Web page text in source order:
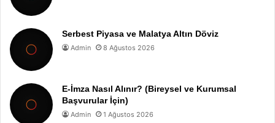
Serbest Piyasa ve Malatya Altın Döviz
Admin 8 Ağustos 2026
E-İmza Nasıl Alınır? (Bireysel ve Kurumsal
Başvurular İçin)
Admin 1 Ağustos 2026